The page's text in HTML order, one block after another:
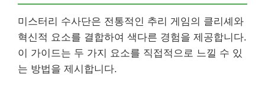
미스터리 수사단은 전통적인 추리 게임의 클리셰와
혁신적 요소를 결합하여 색다른 경험을 제공합니다.
이 가이드는 두 가지 요소를 직접적으로 느낄 수 있
는 방법을 제시합니다.